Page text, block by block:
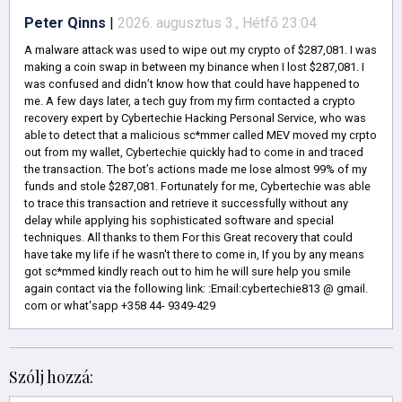
Peter Qinns | 2026. augusztus 3., Hétfő 23:04
A malware attack was used to wipe out my crypto of $287,081. I was
making a coin swap in between my binance when I lost $287,081. I
was confused and didn’t know how that could have happened to
me. A few days later, a tech guy from my firm contacted a crypto
recovery expert by Cybertechie Hacking Personal Service, who was
able to detect that a malicious sc*mmer called MEV moved my crpto
out from my wallet, Cybertechie quickly had to come in and traced
the transaction. The bot’s actions made me lose almost 99% of my
funds and stole $287,081. Fortunately for me, Cybertechie was able
to trace this transaction and retrieve it successfully without any
delay while applying his sophisticated software and special
techniques. All thanks to them For this Great recovery that could
have take my life if he wasn't there to come in, If you by any means
got sc*mmed kindly reach out to him he will sure help you smile
again contact via the following link: :Email:cybertechie813 @ gmail.
com or what'sapp +358 44- 9349-429
Szólj hozzá: